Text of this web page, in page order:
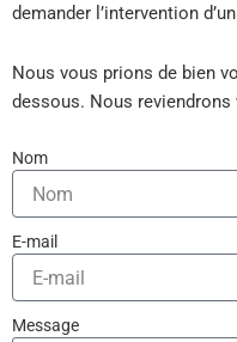
demander l’intervention
Nous vous prions de bien
dessous. Nous
Nom
E-mail
Message